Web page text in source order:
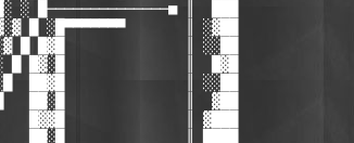
░ █──────────────■ ║  ███
█ ░█▀▀▀▀▀▀▀       ║ ░▓██
█ █▓█              ║ ░░██
█▓░█              ║  █▓█
██▓█              ║ ░░██
██░█              ║  ▓██
█▓▓█              ║ ▓███
██░█              ║ ████